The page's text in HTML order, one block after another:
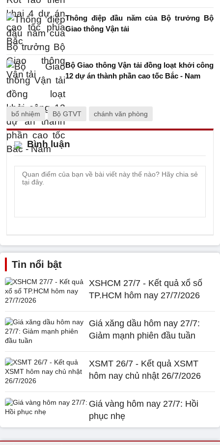
Thông điệp đầu năm của Bộ trưởng Bộ
Giao thông Vận tải
Bộ Giao thông Vận tải đồng loạt khởi công
12 dự án thành phần cao tốc Bắc - Nam
bổ nhiệm Bộ GTVT chánh văn phòng
Bình luận
Tin nổi bật
XSHCM 27/7 - Kết quả xổ số
TP.HCM hôm nay 27/7/2026
Giá xăng dầu hôm nay 27/7:
Giảm mạnh phiên đầu tuần
XSMT 26/7 - Kết quả XSMT
hôm nay chủ nhật 26/7/2026
Giá vàng hôm nay 27/7: Hồi
phục nhẹ